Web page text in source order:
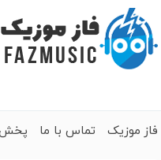
فاز موزیک تماس با ما